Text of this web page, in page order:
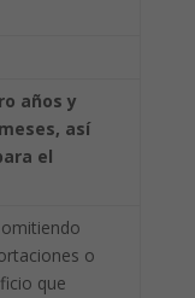
años y
así
el
o
que